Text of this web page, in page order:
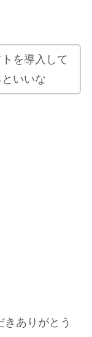
を導入して
いいな
きありがとう